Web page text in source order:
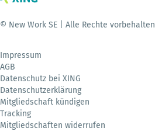
© New Work SE | Alle Rechte vorbehalten
Impressum
AGB
Datenschutz bei XING
Datenschutzerklärung
Mitgliedschaft kündigen
Tracking
Mitgliedschaften widerrufen